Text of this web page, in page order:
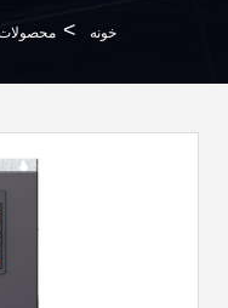
خونه >